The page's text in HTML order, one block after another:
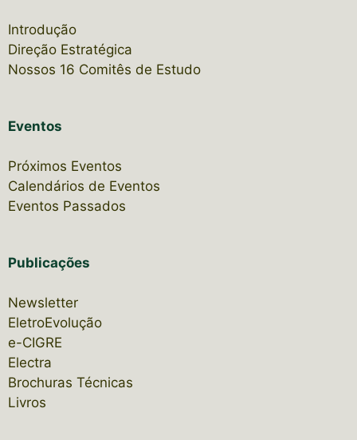
Introdução
Direção Estratégica
Nossos 16 Comitês de Estudo
Eventos
Próximos Eventos
Calendários de Eventos
Eventos Passados
Publicações
Newsletter
EletroEvolução
e-CIGRE
Electra
Brochuras Técnicas
Livros